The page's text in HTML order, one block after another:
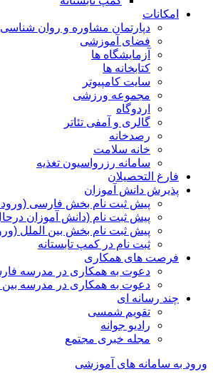
امکانات
دپارتمان مشاوره و روان شناسی
فضای آموزشی
آزمایشگاه ها
کتابخانه ها
سایت کامپیوتر
مجموعه ورزشی
اردوگاه
گالری و آمفی تئاتر
رصدخانه
خانه سلامت
سامانه رزرواسیون تغذیه
فارغ التحصیلان
پذیرش دانش آموزان
پیش ثبت نام بخش فارسی
پیش ثبت نام (دانش آموزان
پیش ثبت نام بخش بین الملل
ثبت نام در کمپ تابستانه
فرصت های همکاری
دعوت به همکاری در مدرسه
دعوت به همکاری در مدرسه بین
چند رسانه ای
تقویم شمسی
رادیو جوانه
مجله خبری مجتمع
ورود به سامانه های آموزشی